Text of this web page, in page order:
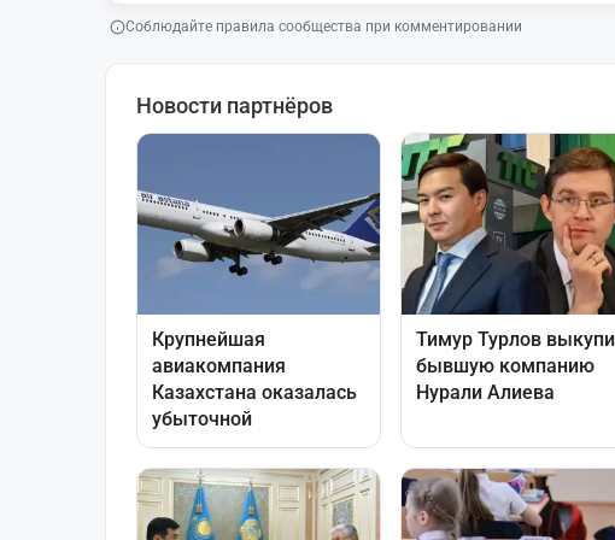
Соблюдайте правила сообщества при комментировании